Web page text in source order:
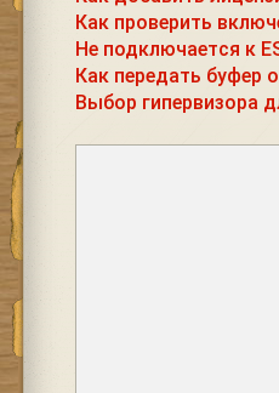
Как проверить
Не подключается к
Как передать буфер
Выбор гипервизора